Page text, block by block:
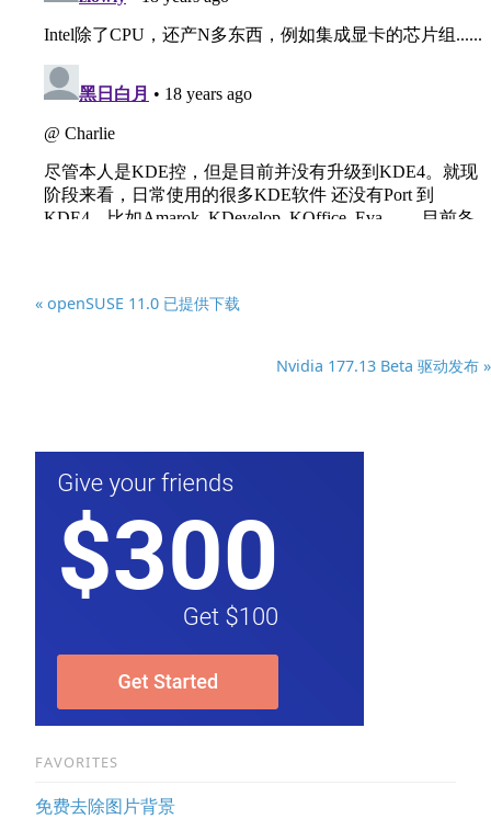
« openSUSE 11.0 已提供下载
Nvidia 177.13 Beta 驱动发布 »
FAVORITES
免费去除图片背景